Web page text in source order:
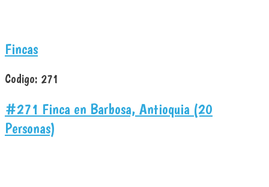
Fincas
Codigo: 271
#271 Finca en Barbosa, Antioquia (20
Personas)